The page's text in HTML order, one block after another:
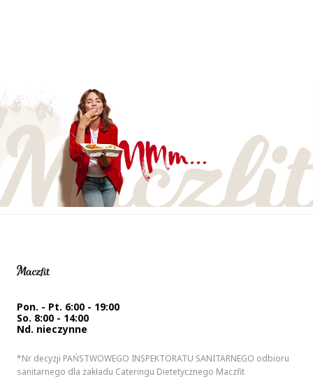
Pon. - Pt. 6:00 - 19:00
So. 8:00 - 14:00
Nd. nieczynne
*Nr decyzji PAŃSTWOWEGO INSPEKTORATU SANITARNEGO odbioru
sanitarnego dla zakładu Cateringu Dietetycznego Maczfit